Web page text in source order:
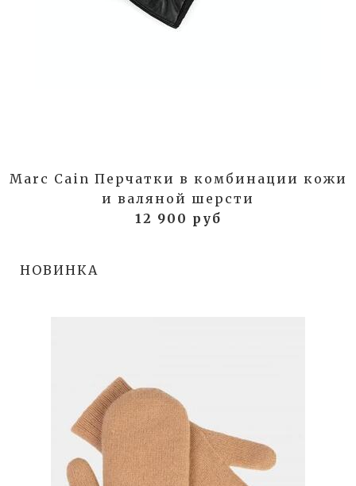
Marc Cain Перчатки в комбинации кожи
и валяной шерсти
12 900 руб
НОВИНКА